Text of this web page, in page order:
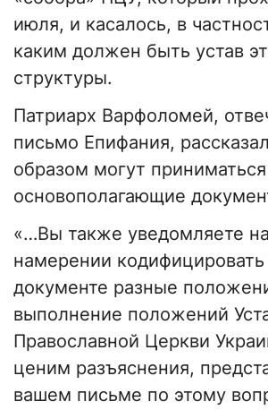
июля, и касалось, в
каким должен быть устав
структуры.
Патриарх Варфоломей,
письмо Епифания,
образом могут приниматься
основополагающие
«…Вы также уведомляете
намерении
документе разные
выполнение положений
Православной Церкви
ценим разъяснения,
вашем письме по этому